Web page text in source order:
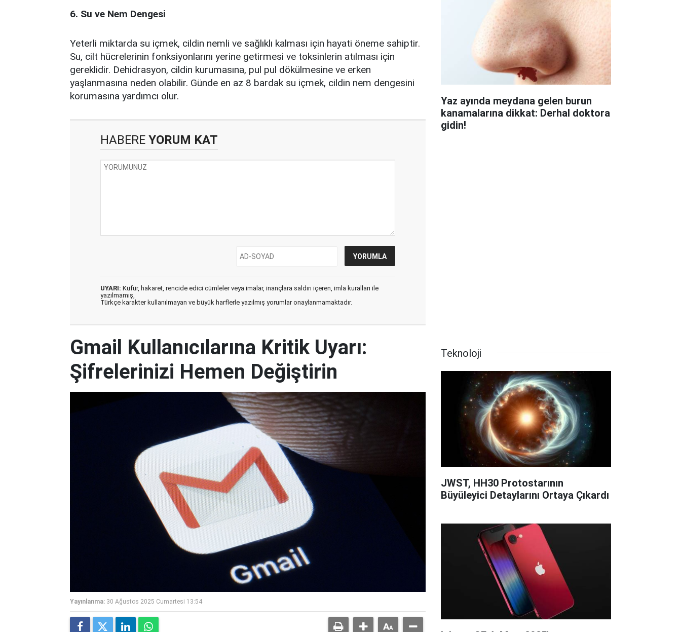
6. Su ve Nem Dengesi
Yeterli miktarda su içmek, cildin nemli ve sağlıklı kalması için hayati öneme sahiptir.
Su, cilt hücrelerinin fonksiyonlarını yerine getirmesi ve toksinlerin atılması için
gereklidir. Dehidrasyon, cildin kurumasına, pul pul dökülmesine ve erken
yaşlanmasına neden olabilir. Günde en az 8 bardak su içmek, cildin nem dengesini
korumasına yardımcı olur.
HABERE YORUM KAT
UYARI: Küfür, hakaret, rencide edici cümleler veya imalar, inançlara saldırı içeren, imla kuralları ile
yazılmamış,
Türkçe karakter kullanılmayan ve büyük harflerle yazılmış yorumlar onaylanmamaktadır.
Yaz ayında meydana gelen burun
kanamalarına dikkat: Derhal doktora
gidin!
Gmail Kullanıcılarına Kritik Uyarı:
Şifrelerinizi Hemen Değiştirin
Yayınlanma: 30 Ağustos 2025 Cumartesi 13:54
Teknoloji
JWST, HH30 Protostarının
Büyüleyici Detaylarını Ortaya Çıkardı